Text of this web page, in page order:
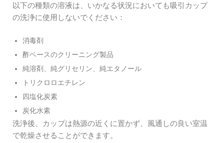
以下の種類の溶液は、いかなる状況においても吸引カップ
の洗浄に使用しないでください：
消毒剤
酢ベースのクリーニング製品
純溶剤、純グリセリン、純エタノール
トリクロロエチレン
四塩化炭素
炭化水素
洗浄後、カップは熱源の近くに置かず、風通しの良い室温
で乾燥させることができます。